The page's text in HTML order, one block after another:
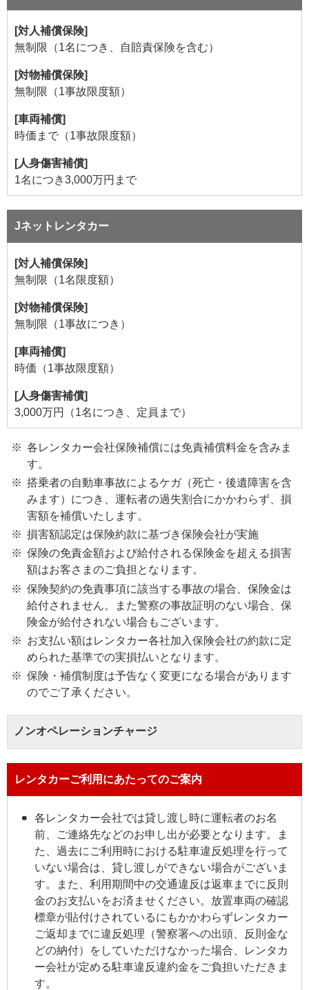
[対人補償保険]
無制限（1名につき、自賠責保険を含む）
[対物補償保険]
無制限（1事故限度額）
[車両補償]
時価まで（1事故限度額）
[人身傷害補償]
1名につき3,000万円まで
Jネットレンタカー
[対人補償保険]
無制限（1名限度額）
[対物補償保険]
無制限（1事故につき）
[車両補償]
時価（1事故限度額）
[人身傷害補償]
3,000万円（1名につき、定員まで）
各レンタカー会社保険補償には免責補償料金を含みま
す。
搭乗者の自動車事故によるケガ（死亡・後遺障害を含
みます）につき、運転者の過失割合にかかわらず、損
害額を補償いたします。
損害額認定は保険約款に基づき保険会社が実施
保険の免責金額および給付される保険金を超える損害
額はお客さまのご負担となります。
保険契約の免責事項に該当する事故の場合、保険金は
給付されません。また警察の事故証明のない場合、保
険金が給付されない場合もございます。
お支払い額はレンタカー各社加入保険会社の約款に定
められた基準での実損払いとなります。
保険・補償制度は予告なく変更になる場合があります
のでご了承ください。
ノンオペレーションチャージ
レンタカーご利用にあたってのご案内
各レンタカー会社では貸し渡し時に運転者のお名
前、ご連絡先などのお申し出が必要となります。ま
た、過去にご利用時における駐車違反処理を行って
いない場合は、貸し渡しができない場合がございま
す。また、利用期間中の交通違反は返車までに反則
金のお支払いをお済ませください。放置車両の確認
標章が貼付けされているにもかかわらずレンタカー
ご返却までに違反処理（警察署への出頭、反則金な
どの納付）をしていただけなかった場合、レンタカ
ー会社が定める駐車違反違約金をご負担いただきま
す。